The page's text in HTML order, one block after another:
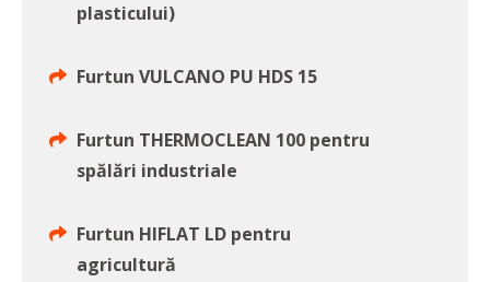
plasticului)
Furtun VULCANO PU HDS 15
Furtun THERMOCLEAN 100 pentru
spălări industriale
Furtun HIFLAT LD pentru
agricultură